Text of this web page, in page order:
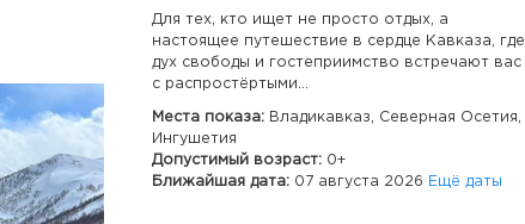
Для тех, кто ищет не просто отдых, а
настоящее путешествие в сердце Кавказа, где
дух свободы и гостеприимство встречают вас
с распростёртыми...
Места показа: Владикавказ, Северная Осетия,
Ингушетия
Допустимый возраст: 0+
Ближайшая дата: 07 августа 2026 Ещё даты